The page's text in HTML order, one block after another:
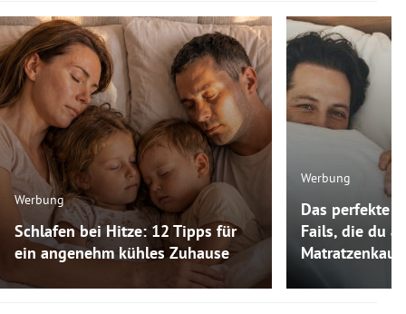
Werbung
Schlafen bei Hitze: 12 Tipps für
ein angenehm kühles Zuhause
Werbung
Das perfekte
Fails, die du
Matratzenkauf